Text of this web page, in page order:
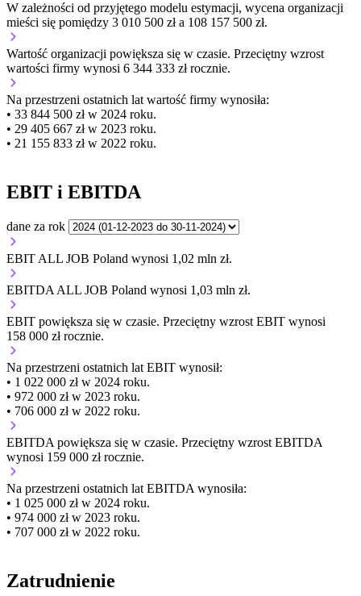
W zależności od przyjętego modelu estymacji, wycena organizacji
mieści się pomiędzy 3 010 500 zł a 108 157 500 zł.
Wartość organizacji powiększa się w czasie. Przeciętny wzrost
wartości firmy wynosi 6 344 333 zł rocznie.
Na przestrzeni ostatnich lat wartość firmy wynosiła:
• 33 844 500 zł w 2024 roku.
• 29 405 667 zł w 2023 roku.
• 21 155 833 zł w 2022 roku.
EBIT i EBITDA
dane za rok
EBIT ALL JOB Poland wynosi 1,02 mln zł.
EBITDA ALL JOB Poland wynosi 1,03 mln zł.
EBIT powiększa się w czasie. Przeciętny wzrost EBIT wynosi
158 000 zł rocznie.
Na przestrzeni ostatnich lat EBIT wynosił:
• 1 022 000 zł w 2024 roku.
• 972 000 zł w 2023 roku.
• 706 000 zł w 2022 roku.
EBITDA powiększa się w czasie. Przeciętny wzrost EBITDA
wynosi 159 000 zł rocznie.
Na przestrzeni ostatnich lat EBITDA wynosiła:
• 1 025 000 zł w 2024 roku.
• 974 000 zł w 2023 roku.
• 707 000 zł w 2022 roku.
Zatrudnienie